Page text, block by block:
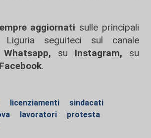
aggiornati sulle principali
Liguria seguiteci sul canale
Whatsapp, su Instagram, su
Facebook.
licenziamenti
sindacati
lavoratori
protesta